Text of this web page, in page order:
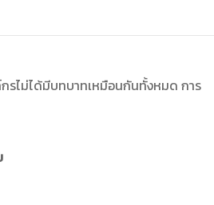
กรไม่ได้มีบทบาทเหมือนกันทั้งหมด การ